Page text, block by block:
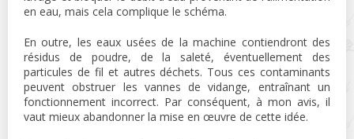
en eau, mais cela complique le schéma.
En outre, les eaux usées de la machine contiendront des
résidus de poudre, de la saleté, éventuellement des
particules de fil et autres déchets. Tous ces contaminants
peuvent obstruer les vannes de vidange, entraînant un
fonctionnement incorrect. Par conséquent, à mon avis, il
vaut mieux abandonner la mise en œuvre de cette idée.